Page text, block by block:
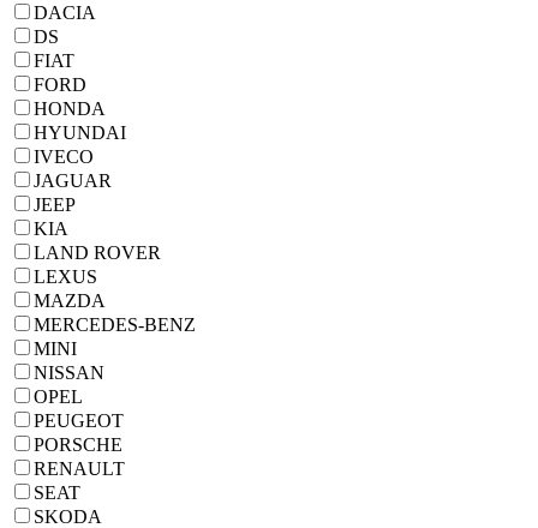
DACIA
DS
FIAT
FORD
HONDA
HYUNDAI
IVECO
JAGUAR
JEEP
KIA
LAND ROVER
LEXUS
MAZDA
MERCEDES-BENZ
MINI
NISSAN
OPEL
PEUGEOT
PORSCHE
RENAULT
SEAT
SKODA